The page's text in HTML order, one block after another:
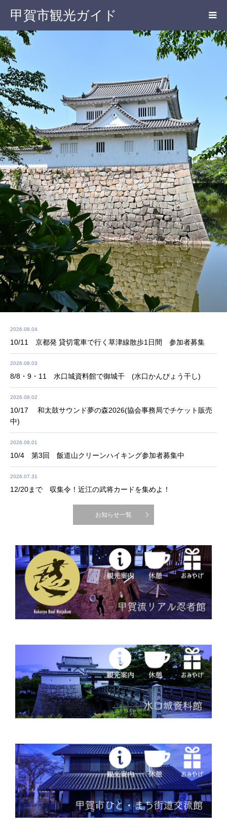
甲賀市観光ガイド
2026.08.04
10/11 京都発 貸切電車で行く草津線散歩1日間 参加者募集
2026.08.03
8/8・9・11 水口城資料館で御城干 (水口かんぴょう干し)
2026.08.02
10/17 和太鼓サウンド夢の森2026(協会事務局でチケット販売
中)
2026.08.01
10/4 第3回 飯道山クリーンハイキング参加者募集中
2026.07.31
12/20まで 収集令！近江の武将カードを集めよ！
お知らせ一覧